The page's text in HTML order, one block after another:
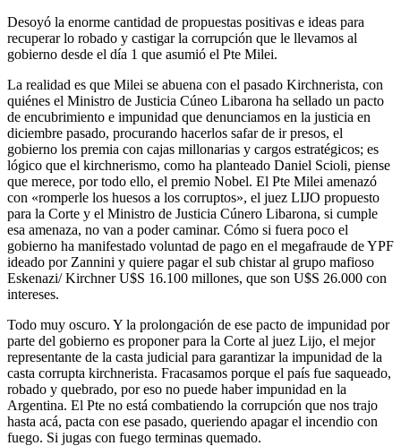
Desoyó la enorme cantidad de propuestas positivas e ideas para
recuperar lo robado y castigar la corrupción que le llevamos al
gobierno desde el día 1 que asumió el Pte Milei.
La realidad es que Milei se abuena con el pasado Kirchnerista, con
quiénes el Ministro de Justicia Cúneo Libarona ha sellado un pacto
de encubrimiento e impunidad que denunciamos en la justicia en
diciembre pasado, procurando hacerlos safar de ir presos, el
gobierno los premia con cajas millonarias y cargos estratégicos; es
lógico que el kirchnerismo, como ha planteado Daniel Scioli, piense
que merece, por todo ello, el premio Nobel. El Pte Milei amenazó
con «romperle los huesos a los corruptos», el juez LIJO propuesto
para la Corte y el Ministro de Justicia Cúnero Libarona, si cumple
esa amenaza, no van a poder caminar. Cómo si fuera poco el
gobierno ha manifestado voluntad de pago en el megafraude de YPF
ideado por Zannini y quiere pagar el sub chistar al grupo mafioso
Eskenazi/ Kirchner U$S 16.100 millones, que son U$S 26.000 con
intereses.
Todo muy oscuro. Y la prolongación de ese pacto de impunidad por
parte del gobierno es proponer para la Corte al juez Lijo, el mejor
representante de la casta judicial para garantizar la impunidad de la
casta corrupta kirchnerista. Fracasamos porque el país fue saqueado,
robado y quebrado, por eso no puede haber impunidad en la
Argentina. El Pte no está combatiendo la corrupción que nos trajo
hasta acá, pacta con ese pasado, queriendo apagar el incendio con
fuego. Si jugas con fuego terminas quemado.